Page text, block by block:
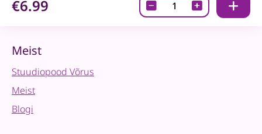
€6.99
Köitespiraalid-
Hele
Meist
Stuudiopood Võrus
Meist
Blogi